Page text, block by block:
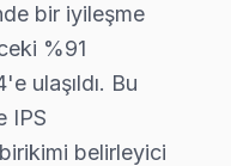
nasıl
osiloskop incelemesi
14 yıllık
JVC servis
bir iyileşme
%91
ulaşıldı. Bu
IPS
belirleyici